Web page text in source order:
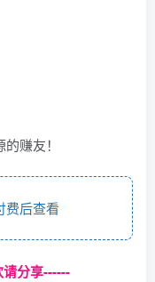
赚友！
后查看
分享------